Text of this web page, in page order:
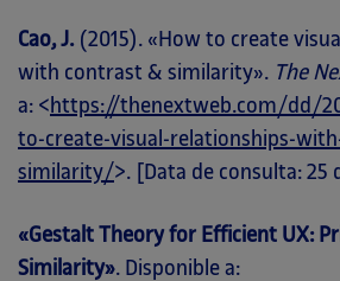
Cao, J.(2015). «How to create
with contrast & similarity». The
a: < https://thenextweb.com/dd/
to-create-visual-relationships-
similarity/>. [Data de consulta: 25
«Gestalt Theory for Efficient UX:
Similarity». Disponible a: